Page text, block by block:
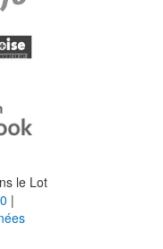
le Lot
|